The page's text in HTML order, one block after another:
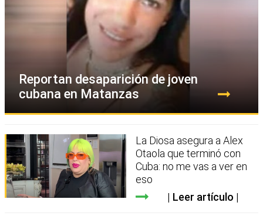
Reportan desaparición de joven
cubana en Matanzas
La Diosa asegura a Alex
Otaola que terminó con
Cuba: no me vas a ver en
eso
Leer artículo